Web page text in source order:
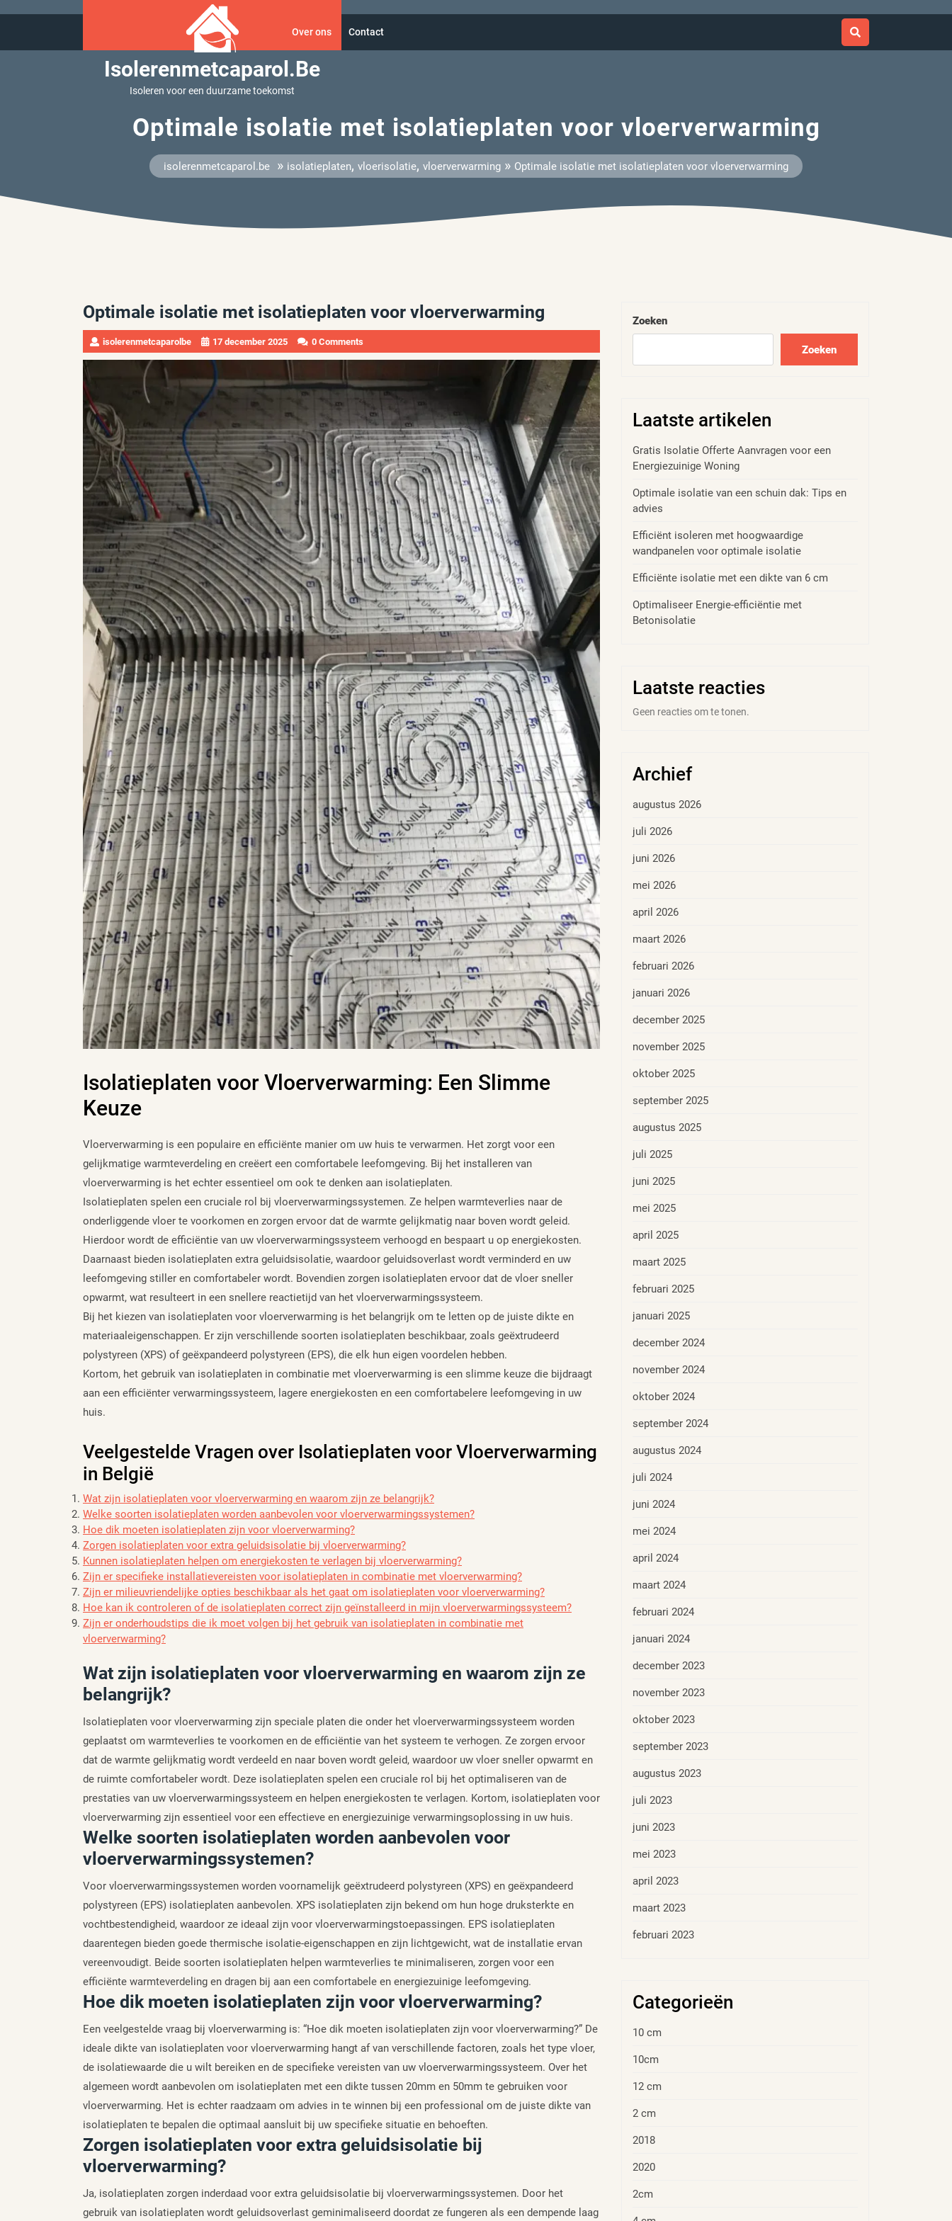
Isolerenmetcaparol.be
Isoleren voor een duurzame toekomst
Over ons Contact
Optimale isolatie met isolatieplaten voor vloerverwarming
isolerenmetcaparol.be » isolatieplaten, vloerisolatie, vloerverwarming » Optimale isolatie met isolatieplaten voor vloerverwarming
Optimale isolatie met isolatieplaten voor vloerverwarming
isolerenmetcaparolbe 17 december 2025 0 Comments
Isolatieplaten voor Vloerverwarming: Een Slimme
Keuze
Vloerverwarming is een populaire en efficiënte manier om uw huis te verwarmen. Het zorgt voor een
gelijkmatige warmteverdeling en creëert een comfortabele leefomgeving. Bij het installeren van
vloerverwarming is het echter essentieel om ook te denken aan isolatieplaten.
Isolatieplaten spelen een cruciale rol bij vloerverwarmingssystemen. Ze helpen warmteverlies naar de
onderliggende vloer te voorkomen en zorgen ervoor dat de warmte gelijkmatig naar boven wordt geleid.
Hierdoor wordt de efficiëntie van uw vloerverwarmingssysteem verhoogd en bespaart u op energiekosten.
Daarnaast bieden isolatieplaten extra geluidsisolatie, waardoor geluidsoverlast wordt verminderd en uw
leefomgeving stiller en comfortabeler wordt. Bovendien zorgen isolatieplaten ervoor dat de vloer sneller
opwarmt, wat resulteert in een snellere reactietijd van het vloerverwarmingssysteem.
Bij het kiezen van isolatieplaten voor vloerverwarming is het belangrijk om te letten op de juiste dikte en
materiaaleigenschappen. Er zijn verschillende soorten isolatieplaten beschikbaar, zoals geëxtrudeerd
polystyreen (XPS) of geëxpandeerd polystyreen (EPS), die elk hun eigen voordelen hebben.
Kortom, het gebruik van isolatieplaten in combinatie met vloerverwarming is een slimme keuze die bijdraagt
aan een efficiënter verwarmingssysteem, lagere energiekosten en een comfortabelere leefomgeving in uw
huis.
Veelgestelde Vragen over Isolatieplaten voor Vloerverwarming
in België
Wat zijn isolatieplaten voor vloerverwarming en waarom zijn ze belangrijk?
Welke soorten isolatieplaten worden aanbevolen voor vloerverwarmingssystemen?
Hoe dik moeten isolatieplaten zijn voor vloerverwarming?
Zorgen isolatieplaten voor extra geluidsisolatie bij vloerverwarming?
Kunnen isolatieplaten helpen om energiekosten te verlagen bij vloerverwarming?
Zijn er specifieke installatievereisten voor isolatieplaten in combinatie met vloerverwarming?
Zijn er milieuvriendelijke opties beschikbaar als het gaat om isolatieplaten voor vloerverwarming?
Hoe kan ik controleren of de isolatieplaten correct zijn geïnstalleerd in mijn vloerverwarmingssysteem?
Zijn er onderhoudstips die ik moet volgen bij het gebruik van isolatieplaten in combinatie met
vloerverwarming?
Wat zijn isolatieplaten voor vloerverwarming en waarom zijn ze
belangrijk?
Isolatieplaten voor vloerverwarming zijn speciale platen die onder het vloerverwarmingssysteem worden
geplaatst om warmteverlies te voorkomen en de efficiëntie van het systeem te verhogen. Ze zorgen ervoor
dat de warmte gelijkmatig wordt verdeeld en naar boven wordt geleid, waardoor uw vloer sneller opwarmt en
de ruimte comfortabeler wordt. Deze isolatieplaten spelen een cruciale rol bij het optimaliseren van de
prestaties van uw vloerverwarmingssysteem en helpen energiekosten te verlagen. Kortom, isolatieplaten voor
vloerverwarming zijn essentieel voor een effectieve en energiezuinige verwarmingsoplossing in uw huis.
Welke soorten isolatieplaten worden aanbevolen voor
vloerverwarmingssystemen?
Voor vloerverwarmingssystemen worden voornamelijk geëxtrudeerd polystyreen (XPS) en geëxpandeerd
polystyreen (EPS) isolatieplaten aanbevolen. XPS isolatieplaten zijn bekend om hun hoge druksterkte en
vochtbestendigheid, waardoor ze ideaal zijn voor vloerverwarmingstoepassingen. EPS isolatieplaten
daarentegen bieden goede thermische isolatie-eigenschappen en zijn lichtgewicht, wat de installatie ervan
vereenvoudigt. Beide soorten isolatieplaten helpen warmteverlies te minimaliseren, zorgen voor een
efficiënte warmteverdeling en dragen bij aan een comfortabele en energiezuinige leefomgeving.
Hoe dik moeten isolatieplaten zijn voor vloerverwarming?
Een veelgestelde vraag bij vloerverwarming is: “Hoe dik moeten isolatieplaten zijn voor vloerverwarming?” De
ideale dikte van isolatieplaten voor vloerverwarming hangt af van verschillende factoren, zoals het type vloer,
de isolatiewaarde die u wilt bereiken en de specifieke vereisten van uw vloerverwarmingssysteem. Over het
algemeen wordt aanbevolen om isolatieplaten met een dikte tussen 20mm en 50mm te gebruiken voor
vloerverwarming. Het is echter raadzaam om advies in te winnen bij een professional om de juiste dikte van
isolatieplaten te bepalen die optimaal aansluit bij uw specifieke situatie en behoeften.
Zorgen isolatieplaten voor extra geluidsisolatie bij
vloerverwarming?
Ja, isolatieplaten zorgen inderdaad voor extra geluidsisolatie bij vloerverwarmingssystemen. Door het
gebruik van isolatieplaten wordt geluidsoverlast geminimaliseerd doordat ze fungeren als een dempende laag
Zoeken
Zoeken
Laatste artikelen
Gratis Isolatie Offerte Aanvragen voor een
Energiezuinige Woning
Optimale isolatie van een schuin dak: Tips en
advies
Efficiënt isoleren met hoogwaardige
wandpanelen voor optimale isolatie
Efficiënte isolatie met een dikte van 6 cm
Optimaliseer Energie-efficiëntie met
Betonisolatie
Laatste reacties
Geen reacties om te tonen.
Archief
augustus 2026
juli 2026
juni 2026
mei 2026
april 2026
maart 2026
februari 2026
januari 2026
december 2025
november 2025
oktober 2025
september 2025
augustus 2025
juli 2025
juni 2025
mei 2025
april 2025
maart 2025
februari 2025
januari 2025
december 2024
november 2024
oktober 2024
september 2024
augustus 2024
juli 2024
juni 2024
mei 2024
april 2024
maart 2024
februari 2024
januari 2024
december 2023
november 2023
oktober 2023
september 2023
augustus 2023
juli 2023
juni 2023
mei 2023
april 2023
maart 2023
februari 2023
Categorieën
10 cm
10cm
12 cm
2 cm
2018
2020
2cm